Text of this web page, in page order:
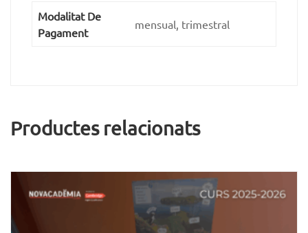
Modalitat De
Pagament
mensual, trimestral
Productes relacionats